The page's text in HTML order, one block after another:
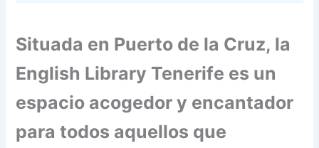
Situada en Puerto de la Cruz, la
English Library Tenerife es un
espacio acogedor y encantador
para todos aquellos que